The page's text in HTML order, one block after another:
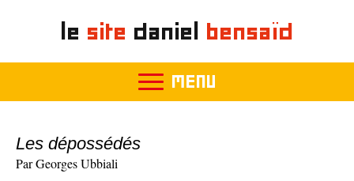
le site daniel bensaïd
MENU
Les dépossédés
Par Georges Ubbiali